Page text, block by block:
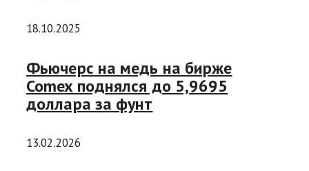
18.10.2025
Фьючерс на медь на бирже
Comex поднялся до 5,9695
доллара за фунт
13.02.2026